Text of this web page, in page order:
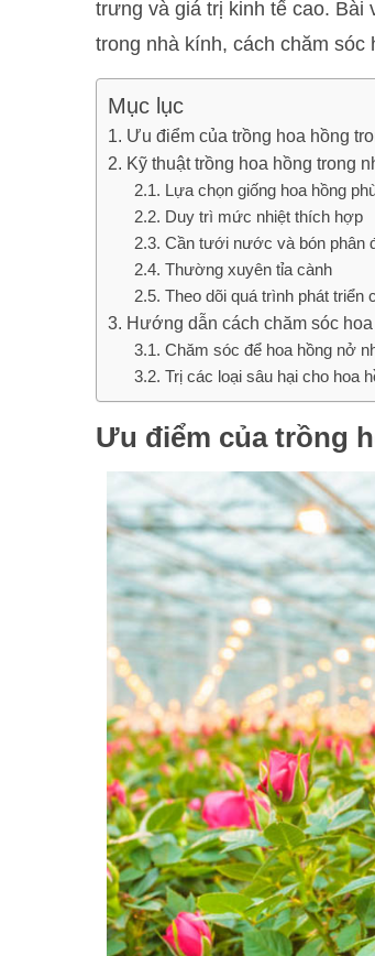
trưng và giá trị kinh tế cao. Bài
trong nhà kính, cách chăm sóc
Mục lục
Ưu điểm của trồng hoa hồng
Kỹ thuật trồng hoa hồng trong
Lựa chọn giống hoa hồng
Duy trì mức nhiệt thích hợp
Cần tưới nước và bón phân
Thường xuyên tỉa cành
Theo dõi quá trình phát triển
Hướng dẫn cách chăm sóc
Chăm sóc để hoa hồng nở
Trị các loại sâu hại cho hoa
Ưu điểm của trồng